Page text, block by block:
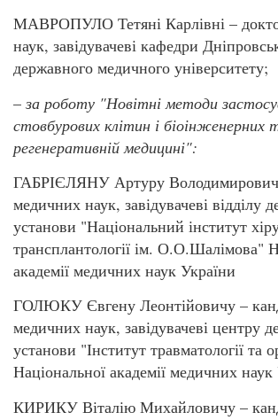
МАВРОПУЛО Тетяні Карлівні –
наук, завідувачеві кафедри
державного медичного університету;
– за роботу "Новітні методи
стовбурових клітин і біоінженерних
регенеративній медицині":
ГАБРІЄЛЯНУ Артуру
медичних наук, завідувачеві відділу
установи "Національний інститут
трансплантології ім. О.О.Шалімова"
академії медичних наук України
ГОЛЮКУ Євгену Леонтійовичу –
медичних наук, завідувачеві центру
установи "Інститут травматології та
Національної академії медичних
КИРИКУ Віталію Михайловичу –